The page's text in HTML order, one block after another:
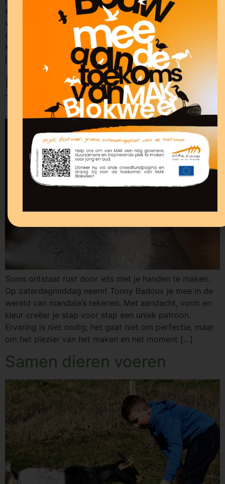
en zachte trillingen. Terwijl de klankschalen bespeeld
worden, ontstaat een ontspannen sfeer waarin je de
drukte van de Hoornse Stadsfeesten even helemaal
kunt loslaten. De klanken nodigen uit om te vertragen,
je aandacht […]
Mandala’s tekenen met
Tonny Badoux
Soms ontstaat rust door iets met je handen te maken.
Op zaterdagmiddag neemt Tonny Badoux je mee in de
wereld van mandala’s tekenen. Met aandacht, vorm en
kleur creëer je stap voor stap een uniek patroon.
Ervaring is niet nodig; het gaat niet om perfectie, maar
om het plezier van het maken en het moment […]
Samen dieren voeren